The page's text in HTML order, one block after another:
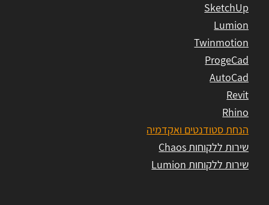
SketchUp
Lumion
Twinmotion
ProgeCad
AutoCad
Revit
Rhino
הנחת סטודנטים ואקדמיה
שירות ללקוחות Chaos
שירות ללקוחות Lumion